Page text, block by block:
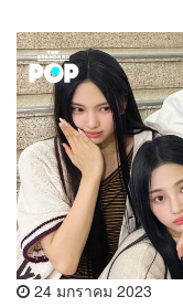
24 มกราคม 2023